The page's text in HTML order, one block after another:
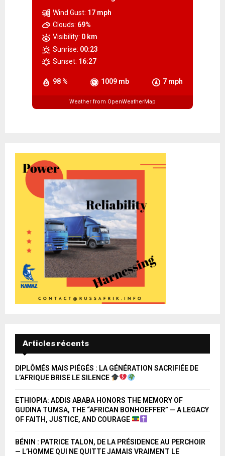
98 % 1009 mb 7 mph
Wind Gust: 17 mph
Clouds: 69%
Visibility: 0 km
Sunrise: 00:23
Sunset: 16:27
Weather from OpenWeatherMap
Articles récents
DIPLÔMÉS MAIS PIÉGÉS : LA GÉNÉRATION SACRIFIÉE DE
L’AFRIQUE BRISE LE SILENCE
ETHIOPIA: ADDIS ABABA HONORS THE MEMORY OF
GUDINA TUMSA, THE “AFRICAN BONHOEFFER” — A LEGACY
OF FAITH, JUSTICE, AND COURAGE
BÉNIN : PATRICE TALON, DE LA PRÉSIDENCE AU PERCHOIR
— L’HOMME QUI NE QUITTE JAMAIS VRAIMENT LE